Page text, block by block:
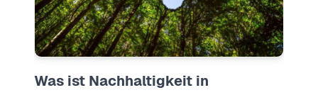
Was ist Nachhaltigkeit in